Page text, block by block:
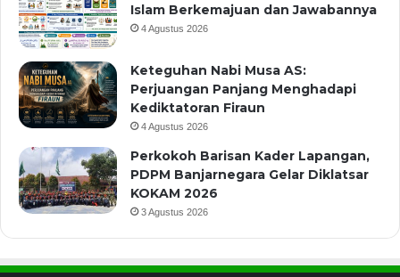
Islam Berkemajuan dan Jawabannya
4 Agustus 2026
Keteguhan Nabi Musa AS:
Perjuangan Panjang Menghadapi
Kediktatoran Firaun
4 Agustus 2026
Perkokoh Barisan Kader Lapangan,
PDPM Banjarnegara Gelar Diklatsar
KOKAM 2026
3 Agustus 2026